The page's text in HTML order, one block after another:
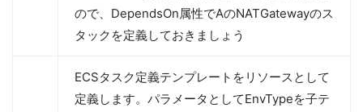
ので、DependsOn属性でAのNATGatewayのス
タックを定義しておきましょう
ECSタスク定義テンプレートをリソースとして
定義します。パラメータとしてEnvTypeを子テ